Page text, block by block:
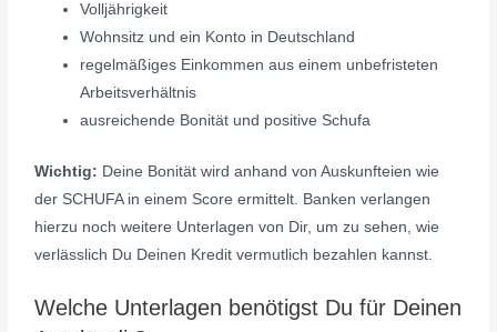
Volljährigkeit
Wohnsitz und ein Konto in Deutschland
regelmäßiges Einkommen aus einem unbefristeten
Arbeitsverhältnis
ausreichende Bonität und positive Schufa
Wichtig: Deine Bonität wird anhand von Auskunfteien wie
der SCHUFA in einem Score ermittelt. Banken verlangen
hierzu noch weitere Unterlagen von Dir, um zu sehen, wie
verlässlich Du Deinen Kredit vermutlich bezahlen kannst.
Welche Unterlagen benötigst Du für Deinen